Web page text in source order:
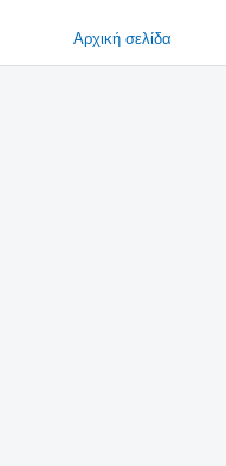
Αρχική σελίδα